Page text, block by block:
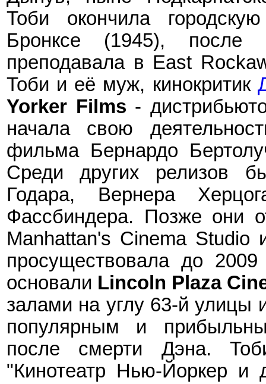
Тоби окончила
Бронксе (1945), после
преподавала в East
Тоби и её муж, кинокритик
Yorker Films -
начала свою
фильма Бернардо
Среди других релизов
Годара, Вернера
Фассбиндера. Позже они
Manhattan's Cinema Studio
просуществовала до
основали Lincoln Plaza
залами на углу 63-й
популярным и
после смерти Дэна.
"Кинотеатр Нью-Йоркер и